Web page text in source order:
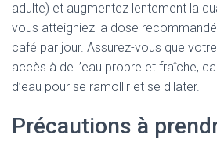
adulte) et augmentez lentement la
vous atteigniez la dose
café par jour. Assurez-vous que
accès à de l’eau propre et fraîche,
d’eau pour se ramollir et se dilater.
Précautions à